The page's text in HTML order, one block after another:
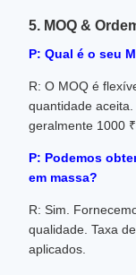
5. MOQ &
P: Qual é o seu
R: O MOQ é
quantidade
geralmente 1000
P: Podemos
em massa?
R: Sim.
qualidade. Taxa
aplicados.